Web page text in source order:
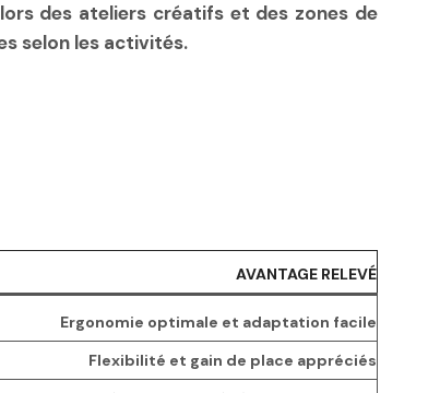
des ateliers créatifs et des zones de
selon les activités.
AVANTAGE RELEVÉ
Ergonomie optimale et adaptation facile
Flexibilité et gain de place appréciés